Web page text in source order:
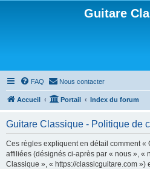
Guitare
FAQ Nous contacter
Accueil Portail Index du forum
Guitare Classique - Politique de
Ces règles expliquent en détail comment «
affiliées (désignés ci-après par « nous », «
Classique », « https://classicguitare.com »)